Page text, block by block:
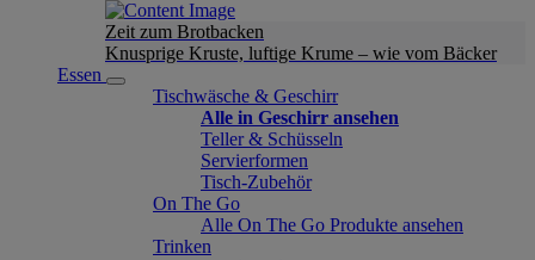
Zeit zum Brotbacken
Knusprige Kruste, luftige Krume – wie vom Bäcker
Essen
Tischwäsche & Geschirr
Alle in Geschirr ansehen
Teller & Schüsseln
Servierformen
Tisch-Zubehör
On The Go
Alle On The Go Produkte ansehen
Trinken